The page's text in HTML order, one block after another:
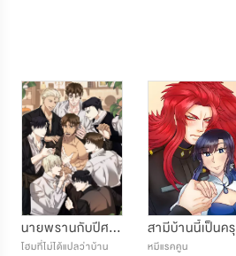
นายพรานกับปีศาจทั้ง7
โฮมที่ไม่ได้แปลว่าบ้าน หมีแรคคูน